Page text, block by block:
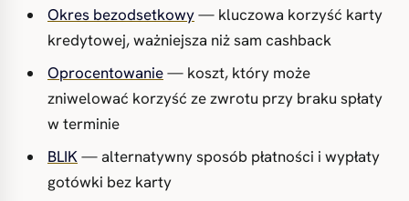
Okres bezodsetkowy— kluczowa korzyść karty
kredytowej, ważniejsza niż sam cashback
Oprocentowanie— koszt, który może
zniwelować korzyść ze zwrotu przy braku spłaty
w terminie
BLIK— alternatywny sposób płatności i wypłaty
gotówki bez karty